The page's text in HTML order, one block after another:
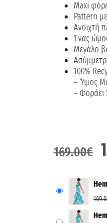
Maxi
Pattern
Ανοιχτή
Ένας
Μεγάλο
100%
– Ύψος
– Φοράει
169.00€